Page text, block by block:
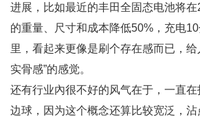
进展，比如最近的丰田全固态电池将
的重量、尺寸和成本降低50%，充电
里，看起来更像是刷个存在感而已，给
实骨感”的感觉。
还有行业內很不好的风气在于，一直
边球，因为这个概念还算比较宽泛，